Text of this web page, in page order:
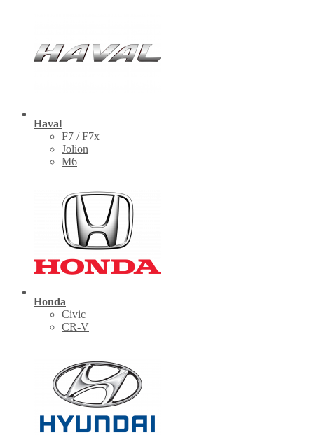
Haval
F7 / F7x
Jolion
M6
Honda
Civic
CR-V